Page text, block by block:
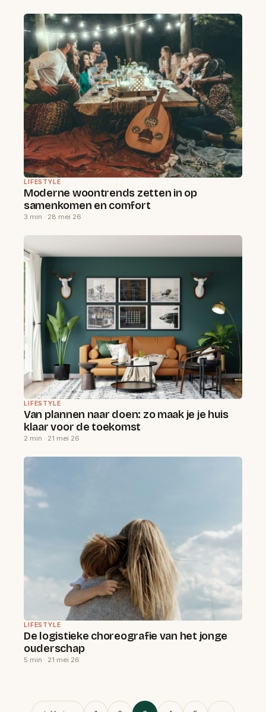
LIFESTYLE
Moderne woontrends zetten in op
samenkomen en comfort
3 min · 28 mei 26
LIFESTYLE
Van plannen naar doen: zo maak je je huis
klaar voor de toekomst
2 min · 21 mei 26
LIFESTYLE
De logistieke choreografie van het jonge
ouderschap
5 min · 21 mei 26